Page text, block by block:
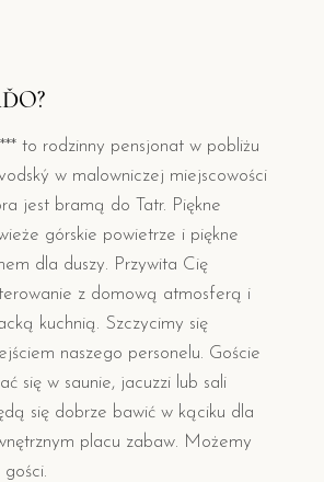
to rodzinny pensjonat w pobliżu
w malowniczej miejscowości
jest bramą do Tatr. Piękne
górskie powietrze i piękne
dla duszy. Przywita Cię
z domową atmosferą i
kuchnią. Szczycimy się
naszego personelu. Goście
się w saunie, jacuzzi lub sali
się dobrze bawić w kąciku dla
placu zabaw. Możemy